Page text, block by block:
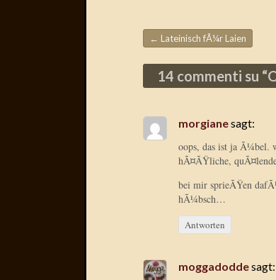
← Lateinisch fÃ¼r Laien
14 commenti su “
morgianesagt:
oops, das ist ja Ã¼bel.
hÃ¤ÃŸliche,
bei mir sprieÃŸen
hÃ¼bsch…
Antworten
moggadoddesagt: